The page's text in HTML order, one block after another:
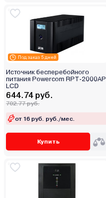
Под заказ 5 дней
Источник бесперебойного
питания Powercom RPT-2000AP
LCD
644.74 руб.
702.77 руб.
от 16 руб. руб./мес.
Купить